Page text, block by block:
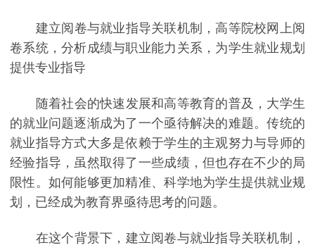
建立阅卷与就业指导关联机制，高等院校网上阅
卷系统，分析成绩与职业能力关系，为学生就业规划
提供专业指导
随着社会的快速发展和高等教育的普及，大学生
的就业问题逐渐成为了一个亟待解决的难题。传统的
就业指导方式大多是依赖于学生的主观努力与导师的
经验指导，虽然取得了一些成绩，但也存在不少的局
限性。如何能够更加精准、科学地为学生提供就业规
划，已经成为教育界亟待思考的问题。
在这个背景下，建立阅卷与就业指导关联机制，